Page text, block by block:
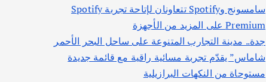
سامسونج وSpotify تتعاونان لإتاحة تجربة Spotify
Premium على المزيد من الأجهزة
جدة.. مدينة التجارب المتنوعة على ساحل البحر الأحمر
شاماس” يقدّم تجربة مسائية راقية مع قائمة جديدة
مستوحاة من النكهات البرازيلية